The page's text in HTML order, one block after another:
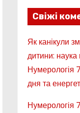
Свіжі
Як канікули
дитини: наука
Нумерологія
дня та
Нумерологія